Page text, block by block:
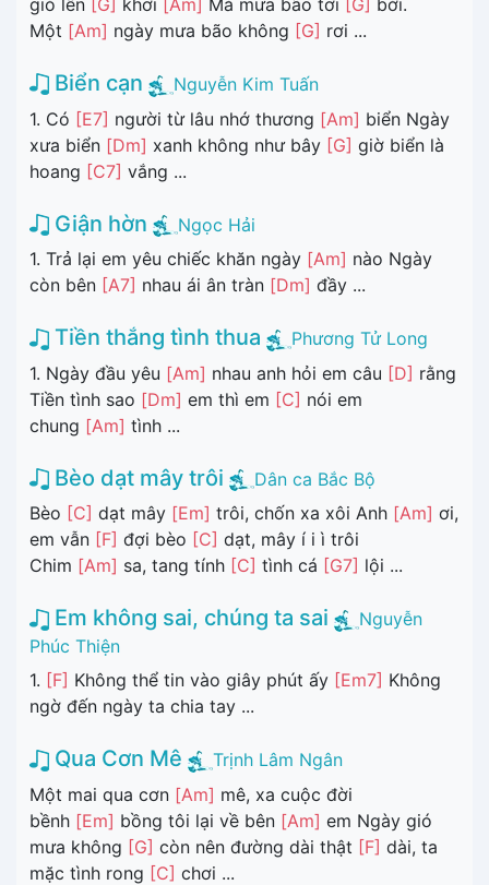
Một [Am] ngày mưa bão không [G] rơi ...
Biển cạn
Nguyễn Kim Tuấn
1. Có [E7] người từ lâu nhớ thương [Am] biển Ngày
xưa biển [Dm] xanh không như bây [G] giờ biển là
hoang [C7] vắng ...
Giận hờn
Ngọc Hải
1. Trả lại em yêu chiếc khăn ngày [Am] nào Ngày
còn bên [A7] nhau ái ân tràn [Dm] đầy ...
Tiền thắng tình thua
Phương Tử Long
1. Ngày đầu yêu [Am] nhau anh hỏi em câu [D] rằng
Tiền tình sao [Dm] em thì em [C] nói em
chung [Am] tình ...
Bèo dạt mây trôi
Dân ca Bắc Bộ
Bèo [C] dạt mây [Em] trôi, chốn xa xôi Anh [Am] ơi,
em vẫn [F] đợi bèo [C] dạt, mây í i ì trôi
Chim [Am] sa, tang tính [C] tình cá [G7] lội ...
Em không sai, chúng ta sai
Nguyễn
Phúc Thiện
1. [F] Không thể tin vào giây phút ấy [Em7] Không
ngờ đến ngày ta chia tay ...
Qua Cơn Mê
Trịnh Lâm Ngân
Một mai qua cơn [Am] mê, xa cuộc đời
bềnh [Em] bồng tôi lại về bên [Am] em Ngày gió
mưa không [G] còn nên đường dài thật [F] dài, ta
mặc tình rong [C] chơi ...